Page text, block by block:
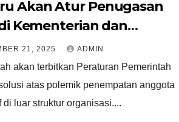
Akan Atur Penugasan
Kementerian dan
21, 2025 ADMIN
akan terbitkan Peraturan Pemerintah
atas polemik penempatan anggota
di luar struktur organisasi....